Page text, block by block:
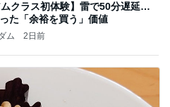
ムクラス初体験】雷で50分遅延…
た「余裕を買う」価値
ム 2日前